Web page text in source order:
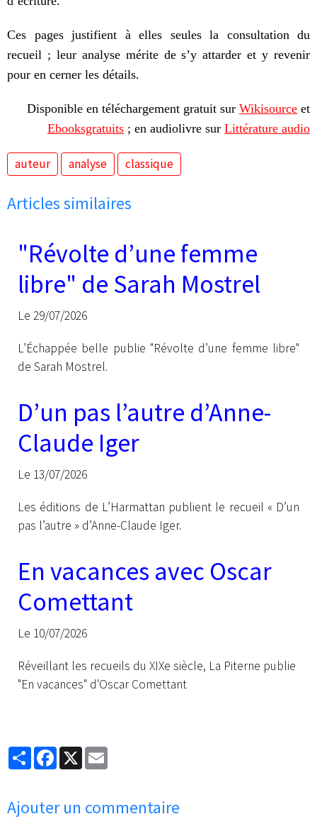
Ces pages justifient à elles seules la consultation du
recueil ; leur analyse mérite de s’y attarder et y revenir
pour en cerner les détails.
Disponible en téléchargement gratuit sur Wikisource et
Ebooksgratuits ; en audiolivre sur Littérature audio
auteur analyse classique
Articles similaires
"Révolte d’une femme
libre" de Sarah Mostrel
Le 29/07/2026
L’Échappée belle publie "Révolte d’une femme libre"
de Sarah Mostrel.
D’un pas l’autre d’Anne-
Claude Iger
Le 13/07/2026
Les éditions de L’Harmattan publient le recueil « D’un
pas l’autre » d’Anne-Claude Iger.
En vacances avec Oscar
Comettant
Le 10/07/2026
Réveillant les recueils du XIXe siècle, La Piterne publie
"En vacances" d'Oscar Comettant
PartagerFacebook
X
Ajouter un commentaire